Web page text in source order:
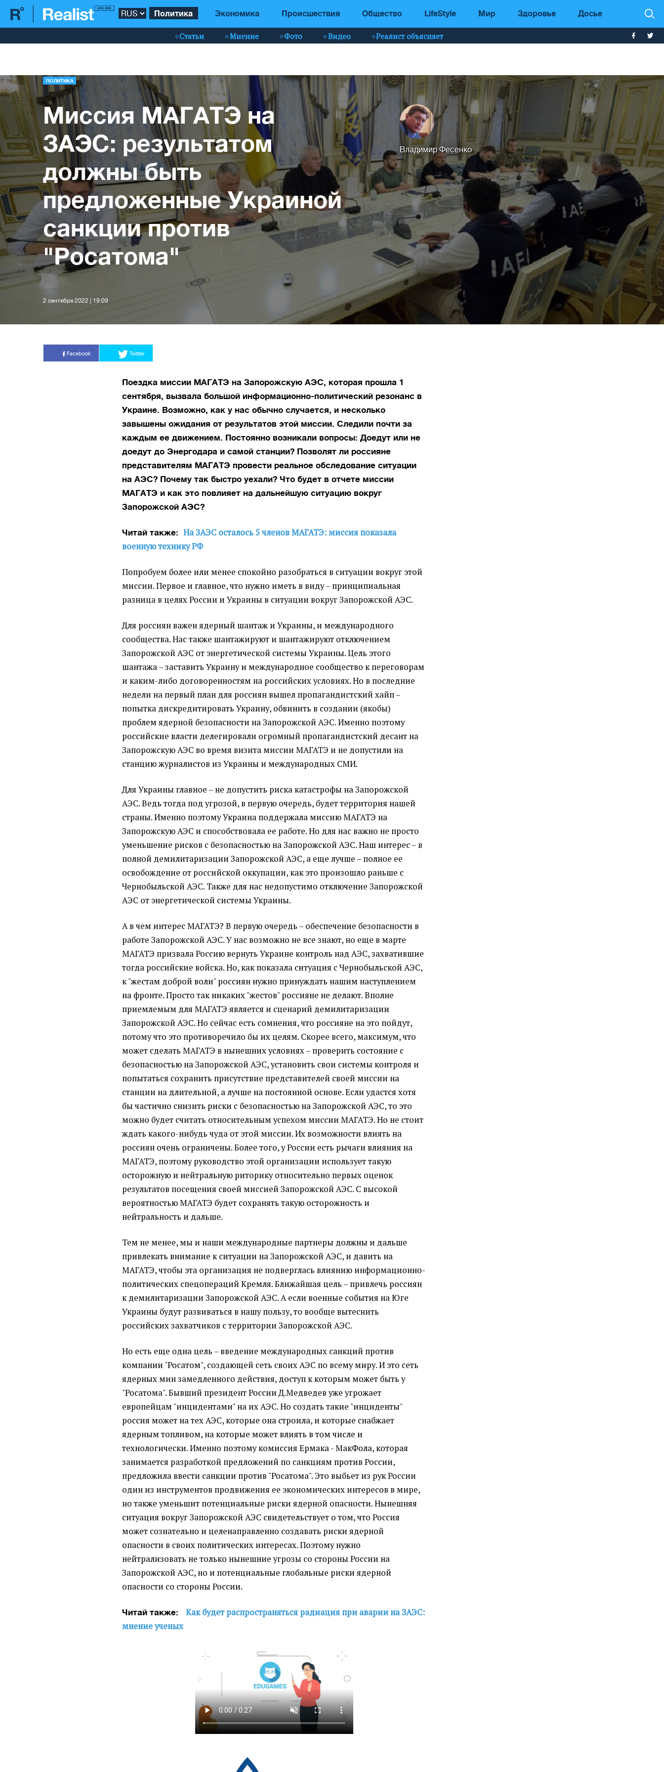
Политика Экономика Происшествия Общество LifeStyle Мир Здоровье Досье
Статьи Мнение Фото Видео Реалист объясняет
ПОЛИТИКА
Миссия МАГАТЭ на
ЗАЭС: результатом
должны быть
предложенные Украиной
санкции против
"Росатома"
Владимир Фесенко
2 сентября 2022 | 19:09
Facebook Twitter
Поездка миссии МАГАТЭ на Запорожскую АЭС, которая прошла 1
сентября, вызвала большой информационно-политический резонанс в
Украине. Возможно, как у нас обычно случается, и несколько
завышены ожидания от результатов этой миссии. Следили почти за
каждым ее движением. Постоянно возникали вопросы: Доедут или не
доедут до Энергодара и самой станции? Позволят ли россияне
представителям МАГАТЭ провести реальное обследование ситуации
на АЭС? Почему так быстро уехали? Что будет в отчете миссии
МАГАТЭ и как это повлияет на дальнейшую ситуацию вокруг
Запорожской АЭС?
Читай также:На ЗАЭС осталось 5 членов МАГАТЭ: миссия показала
военную технику РФ
Попробуем более или менее спокойно разобраться в ситуации вокруг этой
миссии. Первое и главное, что нужно иметь в виду – принципиальная
разница в целях России и Украины в ситуации вокруг Запорожской АЭС.
Для россиян важен ядерный шантаж и Украины, и международного
сообщества. Нас также шантажируют и шантажируют отключением
Запорожской АЭС от энергетической системы Украины. Цель этого
шантажа – заставить Украину и международное сообщество к переговорам
и каким-либо договоренностям на российских условиях. Но в последние
недели на первый план для россиян вышел пропагандистский хайп –
попытка дискредитировать Украину, обвинить в создании (якобы)
проблем ядерной безопасности на Запорожской АЭС. Именно поэтому
российские власти делегировали огромный пропагандистский десант на
Запорожскую АЭС во время визита миссии МАГАТЭ и не допустили на
станцию журналистов из Украины и международных СМИ.
Для Украины главное – не допустить риска катастрофы на Запорожской
АЭС. Ведь тогда под угрозой, в первую очередь, будет территория нашей
страны. Именно поэтому Украина поддержала миссию МАГАТЭ на
Запорожскую АЭС и способствовала ее работе. Но для нас важно не просто
уменьшение рисков с безопасностью на Запорожской АЭС. Наш интерес – в
полной демилитаризации Запорожской АЭС, а еще лучше – полное ее
освобождение от российской оккупации, как это произошло раньше с
Чернобыльской АЭС. Также для нас недопустимо отключение Запорожской
АЭС от энергетической системы Украины.
А в чем интерес МАГАТЭ? В первую очередь – обеспечение безопасности в
работе Запорожской АЭС. У нас возможно не все знают, но еще в марте
МАГАТЭ призвала Россию вернуть Украине контроль над АЭС, захватившие
тогда российские войска. Но, как показала ситуация с Чернобыльской АЭС,
к "жестам доброй воли" россиян нужно принуждать нашим наступлением
на фронте. Просто так никаких "жестов" россияне не делают. Вполне
приемлемым для МАГАТЭ является и сценарий демилитаризации
Запорожской АЭС. Но сейчас есть сомнения, что россияне на это пойдут,
потому что это противоречило бы их целям. Скорее всего, максимум, что
может сделать МАГАТЭ в нынешних условиях – проверить состояние с
безопасностью на Запорожской АЭС, установить свои системы контроля и
попытаться сохранить присутствие представителей своей миссии на
станции на длительной, а лучше на постоянной основе. Если удастся хотя
бы частично снизить риски с безопасностью на Запорожской АЭС, то это
можно будет считать относительным успехом миссии МАГАТЭ. Но не стоит
ждать какого-нибудь чуда от этой миссии. Их возможности влиять на
россиян очень ограничены. Более того, у России есть рычаги влияния на
МАГАТЭ, поэтому руководство этой организации использует такую
осторожную и нейтральную риторику относительно первых оценок
результатов посещения своей миссией Запорожской АЭС. С высокой
вероятностью МАГАТЭ будет сохранять такую осторожность и
нейтральность и дальше.
Тем не менее, мы и наши международные партнеры должны и дальше
привлекать внимание к ситуации на Запорожской АЭС, и давить на
МАГАТЭ, чтобы эта организация не подверглась влиянию информационно-
политических спецопераций Кремля. Ближайшая цель – привлечь россиян
к демилитаризации Запорожской АЭС. А если военные события на Юге
Украины будут развиваться в нашу пользу, то вообще вытеснить
российских захватчиков с территории Запорожской АЭС.
Но есть еще одна цель – введение международных санкций против
компании "Росатом", создающей сеть своих АЭС по всему миру. И это сеть
ядерных мин замедленного действия, доступ к которым может быть у
"Росатома". Бывший президент России Д.Медведев уже угрожает
европейцам "инцидентами" на их АЭС. Но создать такие "инциденты"
россия может на тех АЭС, которые она строила, и которые снабжает
ядерным топливом, на которые может влиять в том числе и
технологически. Именно поэтому комиссия Ермака - МакФола, которая
занимается разработкой предложений по санкциям против России,
предложила ввести санкции против "Росатома". Это выбьет из рук России
один из инструментов продвижения ее экономических интересов в мире,
но также уменьшит потенциальные риски ядерной опасности. Нынешняя
ситуация вокруг Запорожской АЭС свидетельствует о том, что Россия
может сознательно и целенаправленно создавать риски ядерной
опасности в своих политических интересах. Поэтому нужно
нейтрализовать не только нынешние угрозы со стороны России на
Запорожской АЭС, но и потенциальные глобальные риски ядерной
опасности со стороны России.
Читай также:
Как будет распространяться радиация при аварии на ЗАЭС:
мнение ученых